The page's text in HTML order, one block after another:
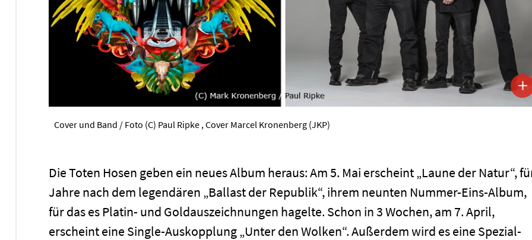
Cover und Band / Foto (C) Paul Ripke , Cover Marcel Kronenberg (JKP)
Die Toten Hosen geben ein neues Album heraus: Am 5. Mai erscheint „Laune der Natur“,
Jahre nach dem legendären „Ballast der Republik“, ihrem neunten Nummer-Eins-Album,
für das es Platin- und Goldauszeichnungen hagelte. Schon in 3 Wochen, am 7. April,
erscheint eine Single-Auskopplung „Unter den Wolken“. Außerdem wird es eine Spezial-